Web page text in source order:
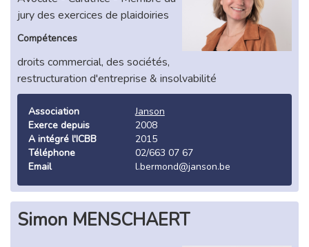
jury des exercices de plaidoiries
Compétences
droits commercial, des sociétés,
restructuration d'entreprise & insolvabilité
Association
Janson
Exerce depuis
2008
A intégré l'ICBB
2015
Téléphone
02/663 07 67
Email
l.bermond@janson.be
Simon MENSCHAERT